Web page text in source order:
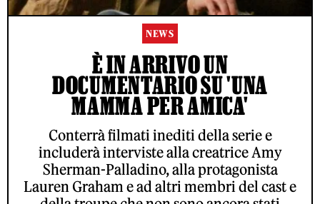
NEWS
È IN ARRIVO UN
DOCUMENTARIO SU 'UNA
MAMMA PER AMICA'
Conterrà filmati inediti della serie e
includerà interviste alla creatrice Amy
Sherman-Palladino, alla protagonista
Lauren Graham e ad altri membri del cast e